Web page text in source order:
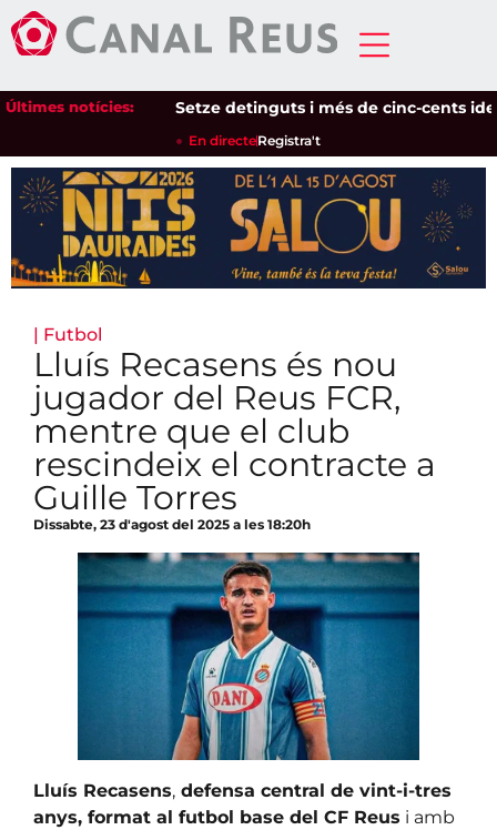
Últimes notícies: Setze detinguts i més de cinc-cents
En directeRegistra't
| Futbol
Lluís Recasens és nou
jugador del Reus FCR,
mentre que el club
rescindeix el contracte a
Guille Torres
Dissabte, 23 d'agost del 2025 a les 18:20h
Lluís Recasens, defensa central de vint-i-tres
anys, format al futbol base del CF Reus i amb